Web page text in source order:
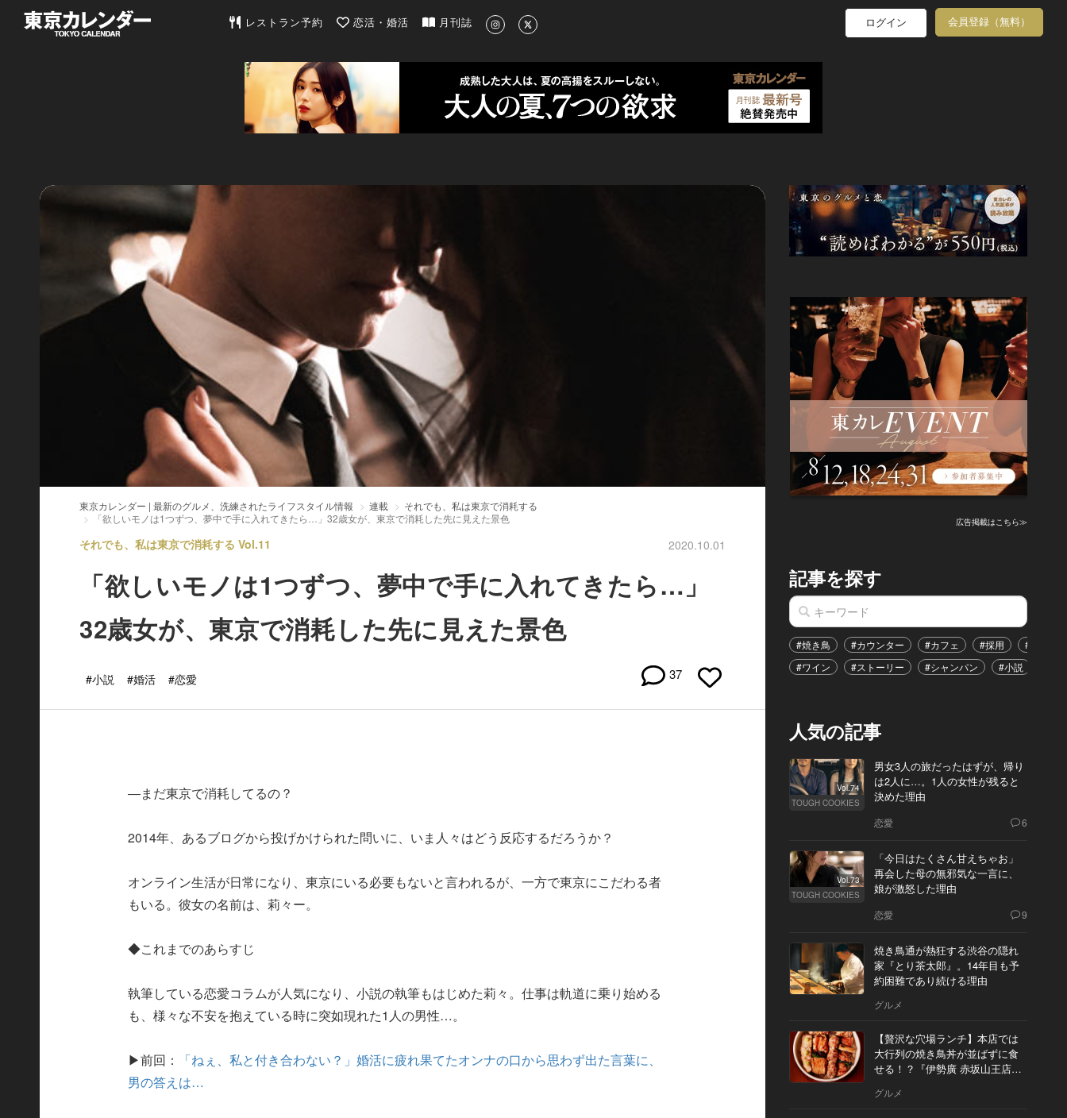
東京カレンダー | 最新のグルメ、洗練されたライフスタイル情報
レストラン予約 恋活・婚活 月刊誌 ログイン 会員登録（無料）
東京カレンダー | 最新のグルメ、洗練されたライフスタイル情報 連載
それでも、私は東京で消耗する
「欲しいモノは1つずつ、夢中で手に入れてきたら…」32歳女が、東京で消耗した先に見えた景色
それでも、私は東京で消耗する Vol.11 2020.10.01
「欲しいモノは1つずつ、夢中で手に入れてきたら…」
32歳女が、東京で消耗した先に見えた景色
#小説 #婚活 #恋愛 37
―まだ東京で消耗してるの？
2014年、あるブログから投げかけられた問いに、いま人々はどう反応するだろうか？
オンライン生活が日常になり、東京にいる必要もないと言われるが、一方で東京にこだわる者
もいる。彼女の名前は、莉々ー。
◆これまでのあらすじ
執筆している恋愛コラムが人気になり、小説の執筆もはじめた莉々。仕事は軌道に乗り始める
も、様々な不安を抱えている時に突如現れた1人の男性…。
▶前回：
「ねぇ、私と付き合わない？」婚活に疲れ果てたオンナの口から思わず出た言葉に、
男の答えは…
広告掲載はこちら≫
記事を探す
#焼き鳥 #カウンター #カフェ #採用
#恋愛
#ワイン
#ストーリー #シャンパン #小説
人気の記事
Vol.74
TOUGH COOKIES
男女3人の旅だったはずが、帰り
は2人に…。1人の女性が残ると
決めた理由
恋愛 6
Vol.73
TOUGH COOKIES
「今日はたくさん甘えちゃお」
再会した母の無邪気な一言に、
娘が激怒した理由
恋愛 9
焼き鳥通が熱狂する渋谷の隠れ
家『とり茶太郎』。14年目も予
約困難であり続ける理由
グルメ
【贅沢な穴場ランチ】本店では
大行列の焼き鳥丼が並ばずに食
せる！？『伊勢廣 赤坂山王店』
グルメ